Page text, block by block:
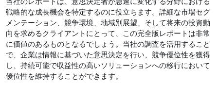
戦略的な成長機会を特定するのに役立ちます。詳細な市場セグ
メンテーション、競争環境、地域別展望、そして将来の投資動
向を求めるクライアントにとって、この完全版レポートは非​​常
に価値のあるものとなるでしょう。当社の調査を活用すること
で、企業は情報に基づいた意思決定を行い、競争優位性を獲得
し、持続可能で収益性の高いソリューションへの移行において
優位性を維持することができます。